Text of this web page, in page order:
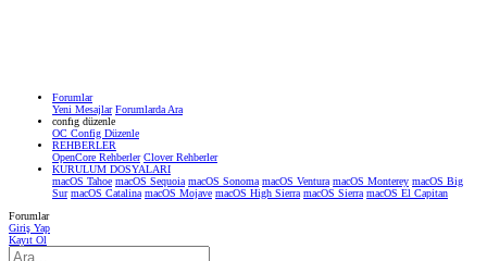
Forumlar
Yeni Mesajlar Forumlarda Ara
confıg düzenle
OC Config Düzenle
REHBERLER
OpenCore Rehberler Clover Rehberler
KURULUM DOSYALARI
macOS Tahoe macOS Sequoia macOS Sonoma macOS Ventura macOS Monterey macOS Big
Sur macOS Catalina macOS Mojave macOS High Sierra macOS Sierra macOS El Capitan
Forumlar
Giriş Yap
Kayıt Ol